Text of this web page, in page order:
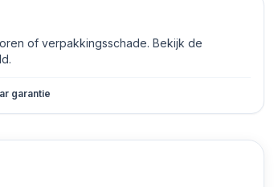
of verpakkingsschade. Bekijk de
garantie